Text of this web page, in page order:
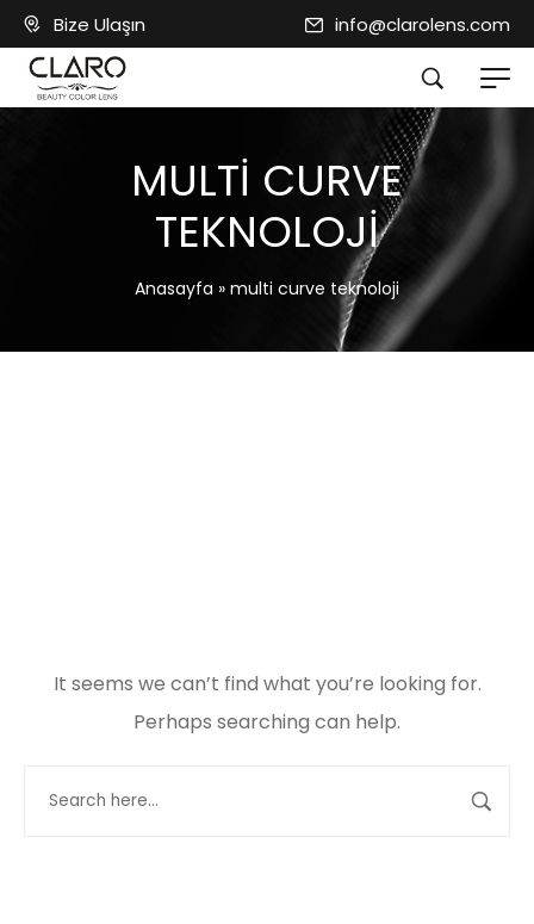
Bize Ulaşın info@clarolens.com
MULTI CURVE
TEKNOLOJI
Anasayfa » multi curve teknoloji
It seems we can’t find what you’re looking for.
Perhaps searching can help.